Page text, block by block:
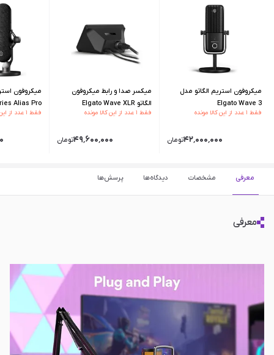
میکروفون استریم الگاتو مدل
Elgato Wave 3
فقط ۱ عدد از این کالا مونده
۴۲٬۰۰۰٬۰۰۰تومان
میکسر صدا و رابط میکروفون
الگاتو Elgato Wave XLR
فقط ۱ عدد از این کالا مونده
۴۹٬۶۰۰٬۰۰۰تومان
میکروفون
Alias Pro
فقط ۱ عدد از این کالا مونده
معرفی مشخصات دیدگاه‌ها پرسش‌ها
معرفی